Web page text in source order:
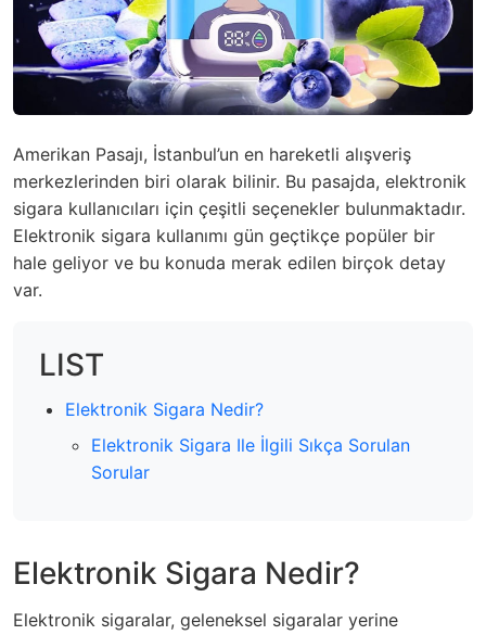
Amerikan Pasajı, İstanbul’un en hareketli alışveriş
merkezlerinden biri olarak bilinir. Bu pasajda, elektronik
sigara kullanıcıları için çeşitli seçenekler bulunmaktadır.
Elektronik sigara kullanımı gün geçtikçe popüler bir
hale geliyor ve bu konuda merak edilen birçok detay
var.
LIST
Elektronik Sigara Nedir?
Elektronik Sigara Ile İlgili Sıkça Sorulan
Sorular
Elektronik Sigara Nedir?
Elektronik sigaralar, geleneksel sigaralar yerine